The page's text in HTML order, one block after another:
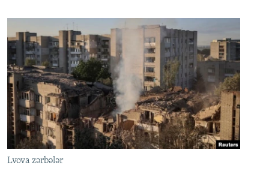
Lvova zərbələr